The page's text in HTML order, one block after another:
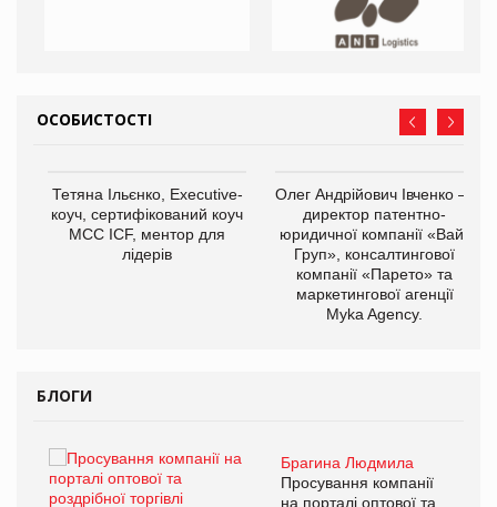
ОСОБИСТОСТІ
Тетяна Ільєнко, Executive-
коуч, сертифікований коуч
МСС ICF, ментор для
лідерів
Олег Андрійович Івченко —
директор патентно-
юридичної компанії «Вайз
Груп», консалтингової
компанії «Парето» та
маркетингової агенції
Myka Agency.
БЛОГИ
Брагина Людмила
Просування компанії
на порталі оптової та